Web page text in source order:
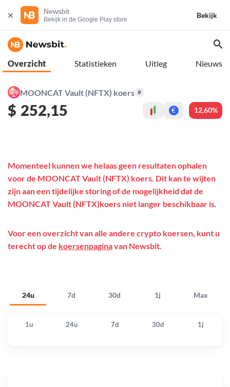
Newsbit
Bekijk in de Google Play store
Bekijk
Overzicht Statistieken Uitleg Nieuws
MOONCAT Vault (NFTX) koers #
$ 252,15 € 12,60%
24u 7d 30d 1j Max
Momenteel kunnen we helaas geen resultaten ophalen
voor de MOONCAT Vault (NFTX) koers. Dit kan te wijten
zijn aan een tijdelijke storing of de mogelijkheid dat de
MOONCAT Vault (NFTX)koers niet langer beschikbaar is.
Voor een overzicht van alle andere crypto koersen, kunt u
terecht op de koersenpaginavan Newsbit.
1u 24u 7d 30d 1j